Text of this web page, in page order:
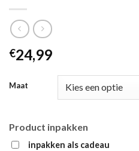
€24,99
Maat
Product inpakken
inpakken als cadeau